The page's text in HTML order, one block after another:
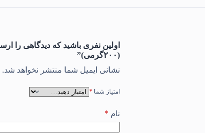
(۲۰۰گرمی)”
نشانی ایمیل شما منتشر نخواهد شد.
امتیاز شما *
نام *